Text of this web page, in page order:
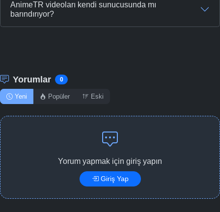
AnimeTR videoları kendi sunucusunda mı
barındırıyor?
Yorumlar 0
Yeni Popüler Eski
Yorum yapmak için giriş yapın
Giriş Yap